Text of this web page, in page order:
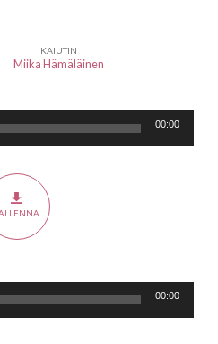
KAIUTIN
Miika Hämäläinen
00:00
00:00